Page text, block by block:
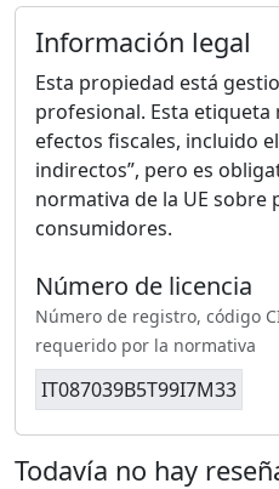
Información legal
Esta propiedad está
profesional. Esta etiqueta
efectos fiscales, incluido
indirectos”, pero es
normativa de la UE sobre
consumidores.
Número de licencia
Número de registro, código
requerido por la normativa
IT087039B5T99I7M33
Todavía no hay